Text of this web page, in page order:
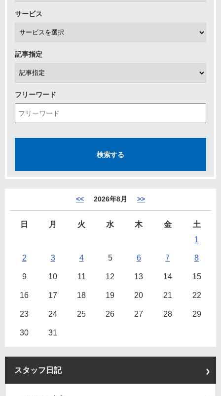
サービス
記事指定
フリーワード
<< 2026年8月 >>
日 月 火 水 木 金
土
1
2 3 4 5 6 7 8
9 10 11 12 13 14 15
16 17 18 19 20 21 22
23 24 25 26 27 28 29
30 31
スタッフ日記